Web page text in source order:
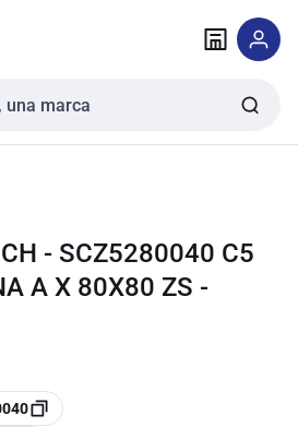
- SCZ5280040 C5
A X 80X80 ZS -